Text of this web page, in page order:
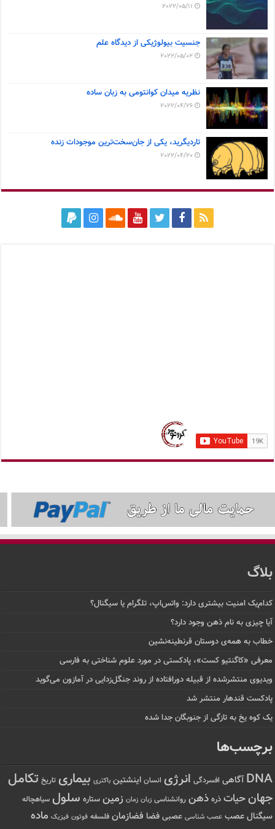
2022/05/11
جنسیت بیولوژیکی از دیدگاه علم
2022/05/02
نظریه میدان کوانتومی به زبان ساده
2022/04/26
تاردیگرید، یکی از جان‌سخت‌ترین موجودات زنده
2022/04/20
بلاگ
کدام‌یک امنیت بیشتری دارد: واتس‌اپ، تلگرام یا سیگنال؟
آیا چیزی به نام ذهن وجود دارد؟
خطاب به همه‌ی دوستان قرنطینه‌نشین
معرفی «کاگنتیو کست»، پادکستی در مورد علوم شناختی به فارسی
ویدیوی منتشرشده از قبیله دورافتاده‌ از روند جنگل‌زدایی در آمازون می‌گوید
پادکست قندهار منتشر شد
یک کوه یخ به تازگی از جنوبگان جدا شده
برچسب‌ها
DNA آگاهی افسردگی انرژی انسان اینشتین باکتری بیماری تاریخ تکامل
جهانحیات ذره ذهن روانشناسی زبان زمان زمین ستاره سلول سیاهچاله
سیگنال عصب عصب شناسی عصبی فضا فضازمان فلسفه فوتون فیزیک ماده